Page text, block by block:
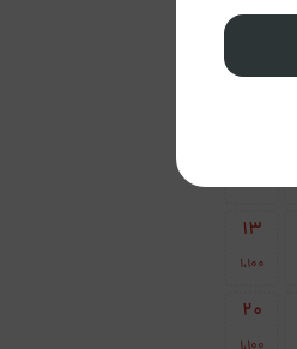
1،100
13
1،100
20